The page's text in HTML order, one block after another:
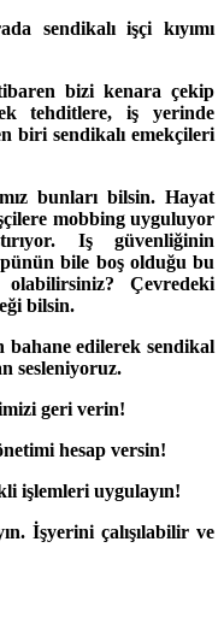
sendikalı işçi kıyımı
bizi kenara çekip
tehditlere, iş yerinde
biri sendikalı emekçileri
bunları bilsin. Hayat
mobbing uyguluyor
Iş güvenliğinin
bile boş olduğu bu
Çevredeki
bilsin.
bahane edilerek sendikal
sesleniyoruz.
geri verin!
hesap versin!
işlemleri uygulayın!
İşyerini çalışılabilir ve